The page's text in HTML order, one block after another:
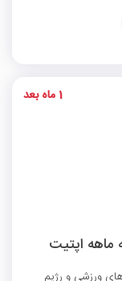
ورزشی و رژیم
1 ماه بعد